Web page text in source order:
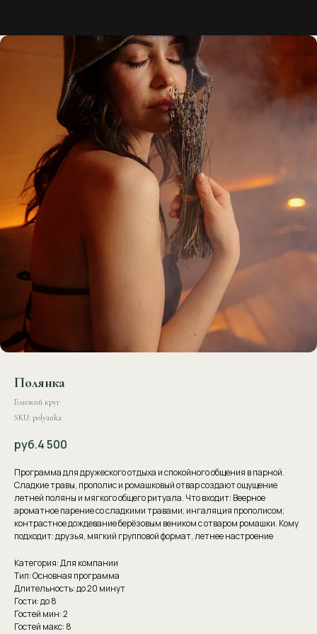
Полянка
Близкий круг
SKU: polyanka
руб.4 500
Программа для дружеского отдыха и спокойного общения в парной.
Сладкие травы, прополис и ромашковый отвар создают ощущение
летней поляны и мягкого общего ритуала. Что входит: Веерное
ароматное парение со сладкими травами; ингаляция прополисом;
контрастное дождевание берёзовым веником с отваром ромашки. Кому
подходит: друзья, мягкий групповой формат, летнее настроение
Категория: Для компании
Тип: Основная программа
Длительность: до 20 минут
Гости: до 8
Гостей мин: 2
Гостей макс: 8